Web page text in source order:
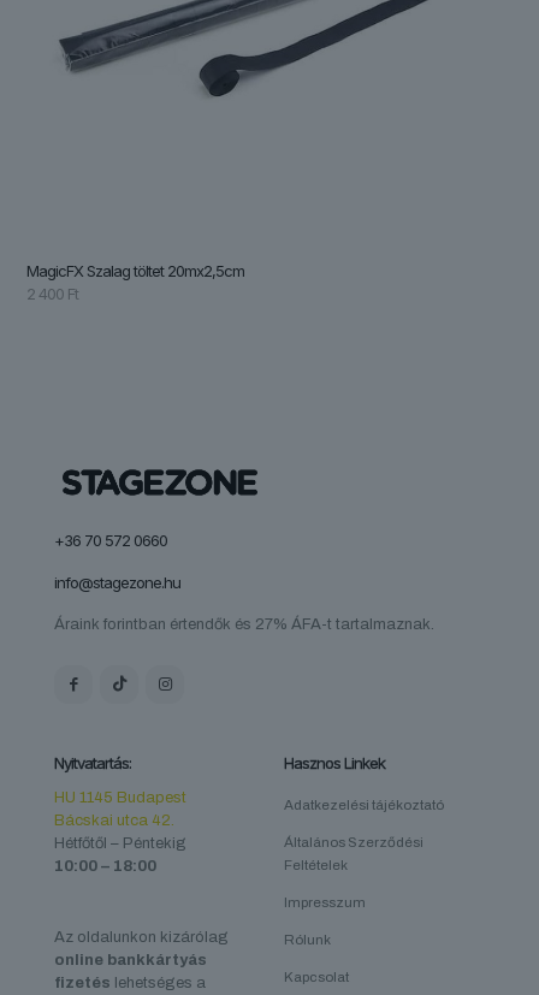
MagicFX Szalag töltet 20mx2,5cm
2 400 Ft
+36 70 572 0660
info@stagezone.hu
Áraink forintban értendők és 27% ÁFA-t tartalmaznak.
Nyitvatartás:
HU 1145 Budapest
Bácskai utca 42.
Hétfőtől – Péntekig
10:00 – 18:00
Az oldalunkon kizárólag
online bankkártyás
fizetés lehetséges a
Hasznos Linkek
Adatkezelési tájékoztató
Általános Szerződési
Feltételek
Impresszum
Rólunk
Kapcsolat